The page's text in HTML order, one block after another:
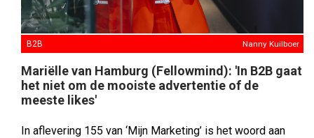
B2B Nanny Kuilboer
Mariëlle van Hamburg (Fellowmind): 'In B2B gaat
het niet om de mooiste advertentie of de
meeste likes'
In aflevering 155 van ‘Mijn Marketing’ is het woord aan